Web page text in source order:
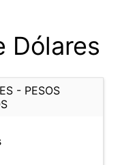
Dólares
- PESOS